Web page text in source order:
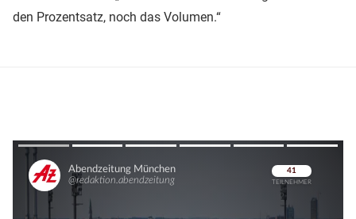
den Prozentsatz, noch das Volumen.“
Überspringen